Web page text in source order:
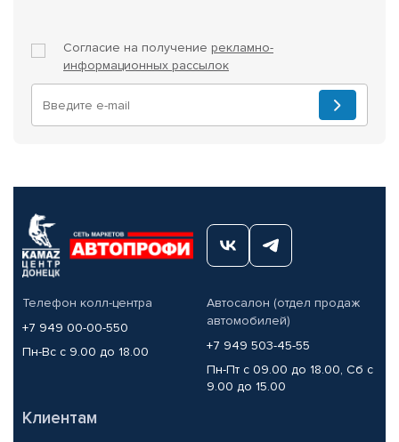
Согласие на получение рекламно-
информационных рассылок
Телефон колл-центра
+7 949 00-00-550
Пн-Вс с 9.00 до 18.00
Автосалон (отдел продаж
автомобилей)
+7 949 503-45-55
Пн-Пт с 09.00 до 18.00, Сб с
9.00 до 15.00
Клиентам